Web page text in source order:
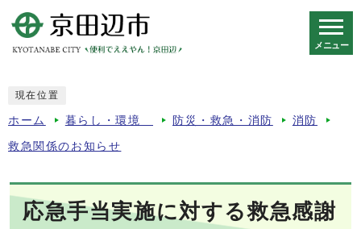
メニュー
現在位置
ホーム 暮らし・環境 防災・救急・消防 消防
救急関係のお知らせ
応急手当実施に対する救急感謝